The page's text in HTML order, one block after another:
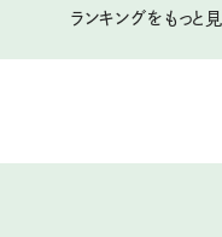
ランキングをもっと